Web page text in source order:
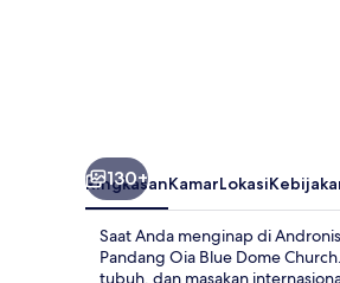
130+
RingkasanKamarLokasi
Saat Anda menginap di
Pandang Oia Blue Dome
tubuh, dan masakan